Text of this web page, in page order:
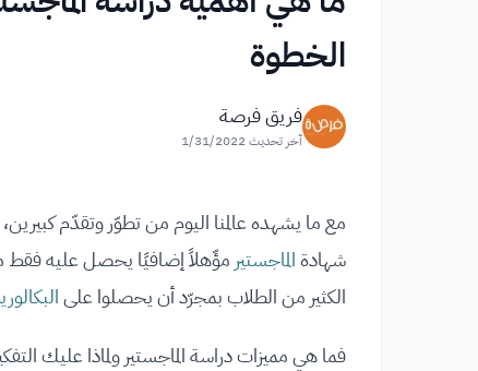
الخطوة
فريق فرصة
آخر تحديث1/31/2022
مع ما يشهده عالمنا اليوم من تطوّر وتقدّم
شهادةالماجستير مؤّهلاً إضافيًا يحصل عليه فقط
الكثير من الطلاب بمجرّد أن يحصلوا على
فما هي مميزات دراسة الماجستير ولماذا عليك